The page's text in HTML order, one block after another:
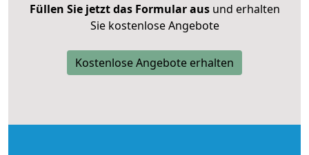
Füllen Sie jetzt das Formular ausund erhalten
Sie kostenlose Angebote
Kostenlose Angebote erhalten